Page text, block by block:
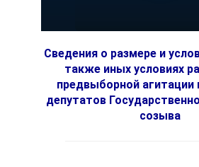
Сведения о размере и
также иных условиях
предвыборной
депутатов
созыва